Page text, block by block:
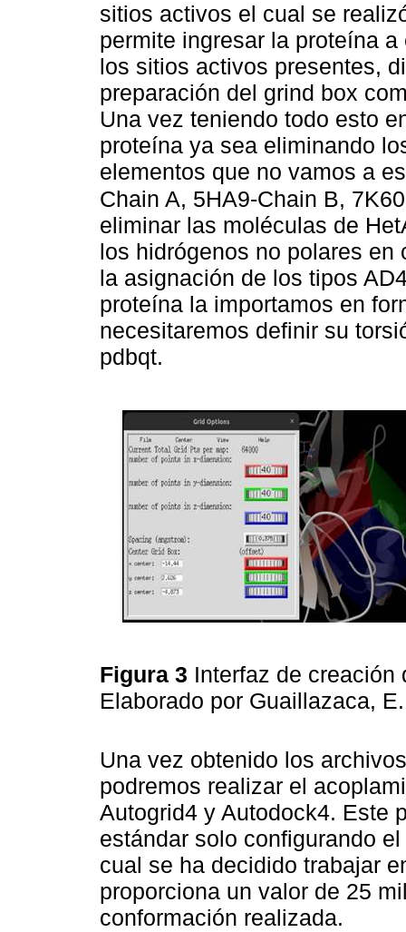
sitios activos el cual se
permite ingresar la proteína
los sitios activos presentes,
preparación del grind box
Una vez teniendo todo esto
proteína ya sea eliminando
elementos que no vamos a
Chain A, 5HA9-Chain B,
eliminar las moléculas de
los hidrógenos no polares
la asignación de los tipos
proteína la importamos en
necesitaremos definir su
pdbqt.
Figura 3 Interfaz de creación
Elaborado por Guaillazaca,
Una vez obtenido los
podremos realizar el
Autogrid4 y Autodock4. Este
estándar solo configurando
cual se ha decidido trabajar
proporciona un valor de 25
conformación realizada.